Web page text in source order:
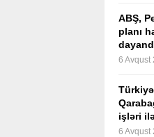
ABŞ,
planı
6 Avqust
işləri
6 Avqust